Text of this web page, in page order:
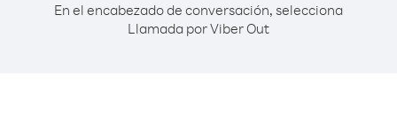
En el encabezado de conversación, selecciona
Llamada por Viber Out